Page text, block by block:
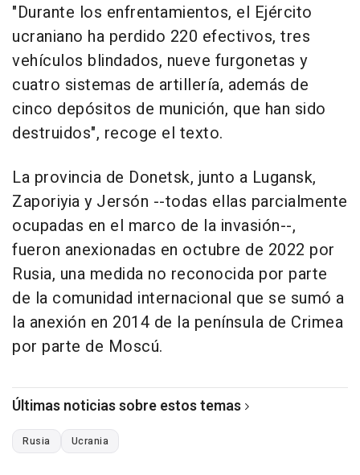
"Durante los enfrentamientos, el Ejército
ucraniano ha perdido 220 efectivos, tres
vehículos blindados, nueve furgonetas y
cuatro sistemas de artillería, además de
cinco depósitos de munición, que han sido
destruidos", recoge el texto.
La provincia de Donetsk, junto a Lugansk,
Zaporiyia y Jersón --todas ellas parcialmente
ocupadas en el marco de la invasión--,
fueron anexionadas en octubre de 2022 por
Rusia, una medida no reconocida por parte
de la comunidad internacional que se sumó a
la anexión en 2014 de la península de Crimea
por parte de Moscú.
Últimas noticias sobre estos temas
Rusia Ucrania